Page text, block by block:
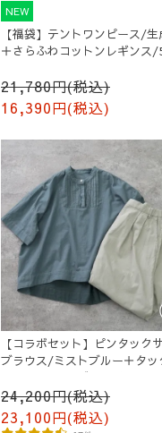
NEW
【福袋】テントワンピース/生
＋さらふわコットンレギンス/
21,780円(税込)
16,390円(税込)
【コラボセット】ピンタック
ブラウス/ミストブルー＋タッ
ルーンパンツ/グレージュ
24,200円(税込)
23,100円(税込)